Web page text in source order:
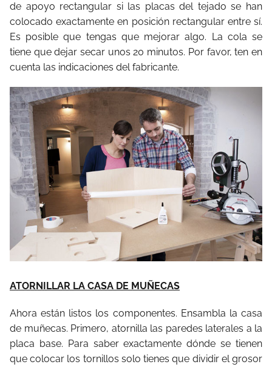
de apoyo rectangular si las placas del tejado se han
colocado exactamente en posición rectangular entre sí.
Es posible que tengas que mejorar algo. La cola se
tiene que dejar secar unos 20 minutos. Por favor, ten en
cuenta las indicaciones del fabricante.
ATORNILLAR LA CASA DE MUÑECAS
Ahora están listos los componentes. Ensambla la casa
de muñecas. Primero, atornilla las paredes laterales a la
placa base. Para saber exactamente dónde se tienen
que colocar los tornillos solo tienes que dividir el grosor